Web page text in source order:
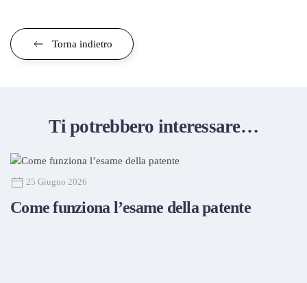
Torna indietro
Ti potrebbero interessare…
25 Giugno 2026
Come funziona l’esame della patente